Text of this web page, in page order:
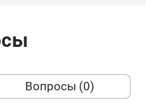
Вопросы (0)